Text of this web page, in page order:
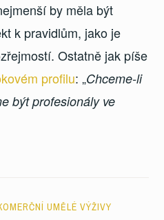
by měla být
k pravidlům, jako je
Ostatně jak píše
profilu: „Chceme-li
být profesionály ve
UMĚLÉ VÝŽIVY